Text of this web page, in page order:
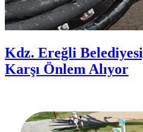
Kdz. Ereğli
Karşı Önlem Alıyor